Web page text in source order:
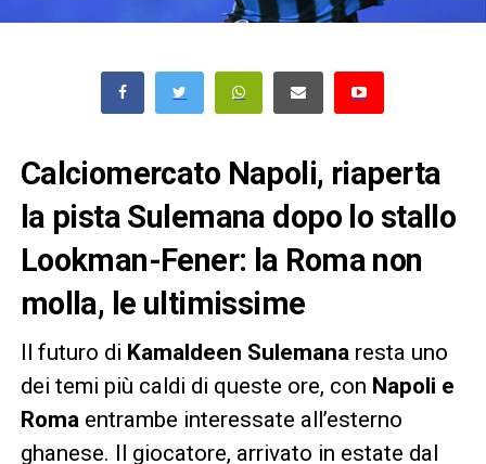
Calciomercato Napoli, riaperta
la pista Sulemana dopo lo stallo
Lookman-Fener: la Roma non
molla, le ultimissime
Il futuro di Kamaldeen Sulemana resta uno
dei temi più caldi di queste ore, con Napoli e
Roma entrambe interessate all’esterno
ghanese. Il giocatore, arrivato in estate dal